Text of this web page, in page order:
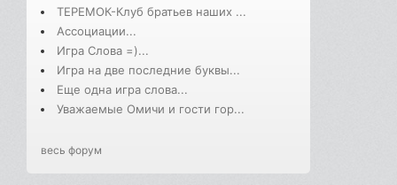
ТЕРЕМОК-Клуб братьев наших ...
Ассоциации...
Игра Слова =)...
Игра на две последние буквы...
Еще одна игра слова...
Уважаемые Омичи и гости гор...
весь форум